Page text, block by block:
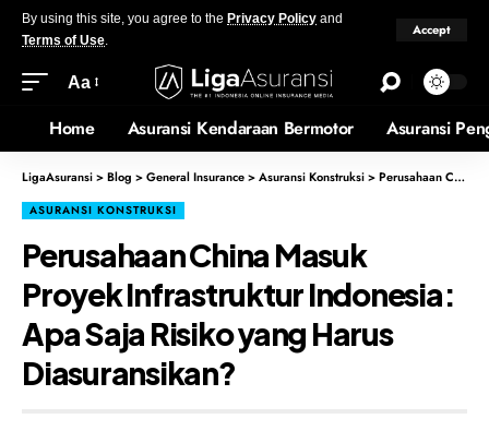
By using this site, you agree to the Privacy Policy and
Terms of Use.
Accept
Aa
Home Asuransi Kendaraan Bermotor Asuransi
LigaAsuransi>Blog >General Insurance>Asuransi Konstruksi>Perusahaan China Masuk Proyek Infrastruktur Indonesia: Apa Saja Risiko yang Harus Diasuransikan?
ASURANSI KONSTRUKSI
Perusahaan China Masuk
Proyek Infrastruktur Indonesia:
Apa Saja Risiko yang Harus
Diasuransikan?